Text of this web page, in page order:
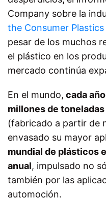
Company sobre la
the Consumer Plastics
pesar de los muchos
el plástico en los
mercado continúa
En el mundo, cada
millones de
(fabricado a partir de
envasado su mayor
mundial de plásticos
anual, impulsado no
también por las
automoción.